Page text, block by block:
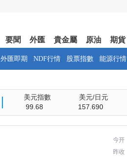
要聞 外匯 貴金屬 原油 期貨
外匯即期 NDF行情 股票指數 能源行情
美元指數
99.68
美元/日元
157.690